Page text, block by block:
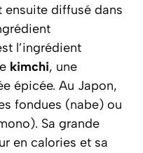
ensuite diffusé dans
l’ingrédient
kimchi, une
épicée. Au Japon,
fondues (nabe) ou
). Sa grande
en calories et sa